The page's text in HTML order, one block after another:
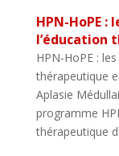
HPN-HoPE
l’éducation
HPN-HoPE :
thérapeutique
Aplasie
programme
thérapeutique